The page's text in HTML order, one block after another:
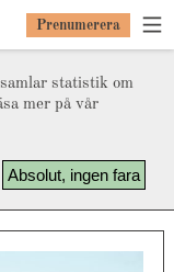
statistik om
mer på vår
Absolut, ingen fara
Prenumerera